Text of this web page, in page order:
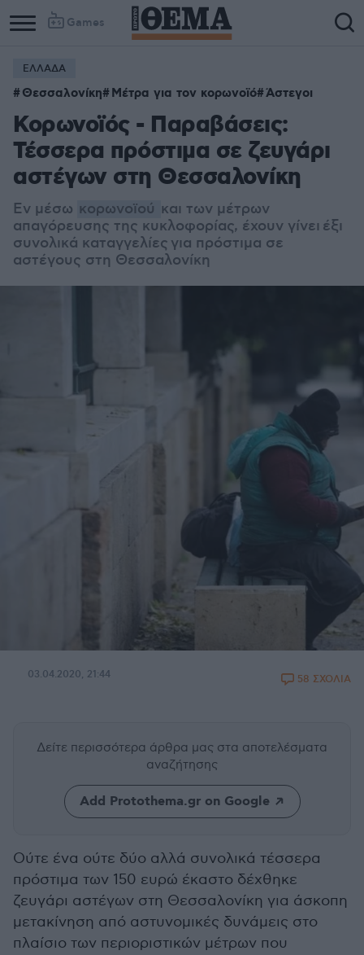
Games
ΕΛΛΑΔΑ
Θεσσαλονίκη Μέτρα για τον κορωνοϊό Άστεγοι
Κορωνοϊός - Παραβάσεις:
Τέσσερα πρόστιμα σε ζευγάρι
αστέγων στη Θεσσαλονίκη
Εν μέσω κορωνοϊού και των μέτρων
απαγόρευσης της κυκλοφορίας, έχουν γίνει έξι
συνολικά καταγγελίες για πρόστιμα σε
αστέγους στη Θεσσαλονίκη
03.04.2020, 21:44 58 ΣΧΟΛΙΑ
Δείτε περισσότερα άρθρα μας στα αποτελέσματα
αναζήτησης
Add Protothema.gr on Google
Ούτε ένα ούτε δύο αλλά συνολικά τέσσερα
πρόστιμα των 150 ευρώ έκαστο δέχθηκε
ζευγάρι αστέγων στη Θεσσαλονίκη για άσκοπη
μετακίνηση από αστυνομικές δυνάμεις στο
πλαίσιο των περιοριστικών μέτρων που